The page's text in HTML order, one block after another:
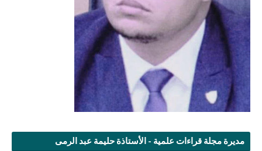
مديرة مجلة قراءات علمية - الأستاذة حليمة عبد الرمى